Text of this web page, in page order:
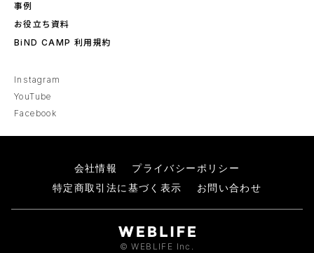
事例
お役立ち資料
BiND CAMP 利用規約
Instagram
YouTube
Facebook
会社情報
プライバシーポリシー
特定商取引法に基づく表示
お問い合わせ
© WEBLIFE Inc.